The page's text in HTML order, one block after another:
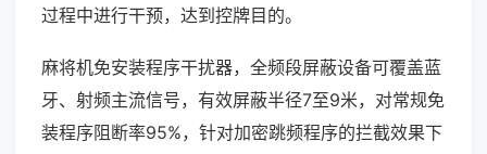
过程中进行干预，达到控牌目的。
麻将机免安装程序干扰器，全频段屏蔽设备可覆盖蓝
牙、射频主流信号，有效屏蔽半径7至9米，对常规免
装程序阻断率95%，针对加密跳频程序的拦截效果下